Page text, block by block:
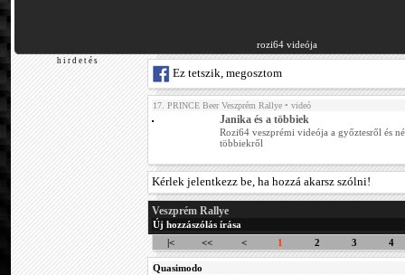
rozi64 videója
h i r d e t é s
Ez tetszik, megosztom
17. PRINCE Beer Veszprém Rallye • videó
Janika és a többiek
Rozi64 veszprémi videója a győztesről és
többiekről
Kérlek jelentkezz be, ha hozzá akarsz szólni!
Veszprém Rallye
Új hozzászólás írása
|<
<< < 1 2 3 4
Quasimodo